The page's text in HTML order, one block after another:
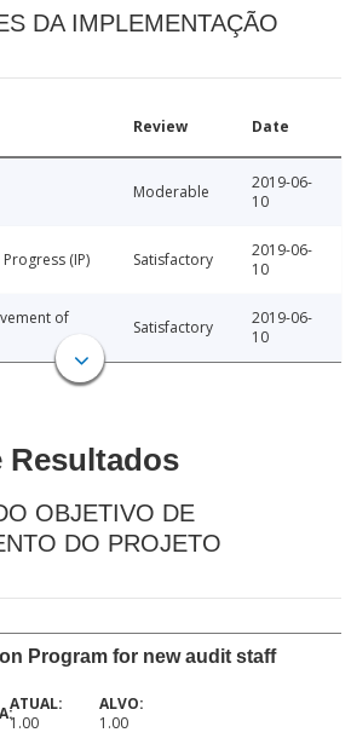
DA IMPLEMENTAÇÃO
Review Date
Moderable
2019-06-
10
(IP) Satisfactory
2019-06-
10
of
Satisfactory
2019-06-
10
Resultados
OBJETIVO DE
DO PROJETO
Program for new audit staff
1.00 1.00